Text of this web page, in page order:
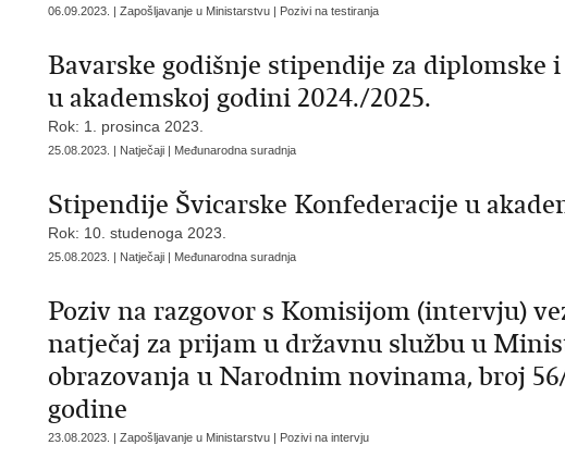
06.09.2023. | Zapošljavanje u Ministarstvu | Pozivi na testiranja
Bavarske godišnje stipendije za diplomske
u akademskoj godini 2024./2025.
Rok: 1. prosinca 2023.
25.08.2023. | Natječaji | Međunarodna suradnja
Stipendije Švicarske Konfederacije u
Rok: 10. studenoga 2023.
25.08.2023. | Natječaji | Međunarodna suradnja
Poziv na razgovor s Komisijom (intervju)
natječaj za prijam u državnu službu u
obrazovanja u Narodnim novinama, broj
godine
23.08.2023. | Zapošljavanje u Ministarstvu | Pozivi na intervju